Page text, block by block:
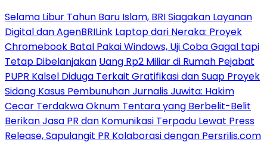
Selama Libur Tahun Baru Islam, BRI Siagakan Layanan
Digital dan AgenBRILink Laptop dari Neraka: Proyek
Chromebook Batal Pakai Windows, Uji Coba Gagal tapi
Tetap Dibelanjakan Uang Rp2 Miliar di Rumah Pejabat
PUPR Kalsel Diduga Terkait Gratifikasi dan Suap Proyek
Sidang Kasus Pembunuhan Jurnalis Juwita: Hakim
Cecar Terdakwa Oknum Tentara yang Berbelit-Belit
Berikan Jasa PR dan Komunikasi Terpadu Lewat Press
Release, Sapulangit PR Kolaborasi dengan Persrilis.com